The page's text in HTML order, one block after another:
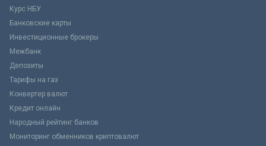
Курс НБУ
Банковские карты
Инвестиционные брокеры
Межбанк
Депозиты
Тарифы на газ
Конвертер валют
Кредит онлайн
Народный рейтинг банков
Мониторинг обменников криптовалют